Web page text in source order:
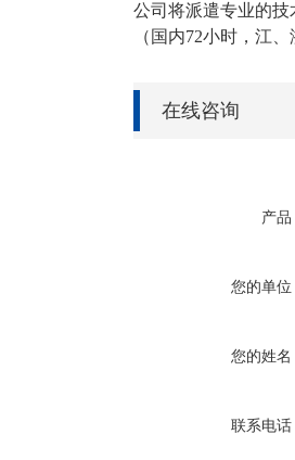
公司将派遣专业的
（国内72小时，江
在线咨询
产品
您的单位
您的姓名
联系电话